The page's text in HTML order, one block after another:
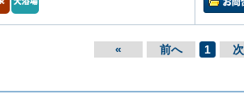
« 前へ 1